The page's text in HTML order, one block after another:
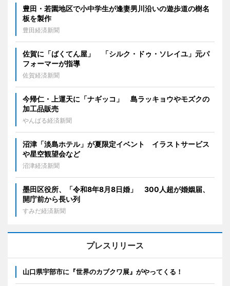
豊田・若園地区で小中学生が逢妻男川沿いの遊歩道の樹名
板を製作
豊田経済新聞
佐賀に「ばくてん屋」 「シルク・ドゥ・ソレイユ」元パ
フォーマーが指導
佐賀経済新聞
今帰仁・上運天に「ナギッコ」 島ラッキョウやモズクの
加工品販売
やんばる経済新聞
沼津「淡島ホテル」が夏限定イベント イラストサービス
や星空観望会など
沼津経済新聞
墨田区役所、「令和8年8月8日婚」 300人超が婚姻届、
開庁前から長い列
すみだ経済新聞
プレスリリース
山口県宇部市に『世界のカブクワ展』がやってくる！